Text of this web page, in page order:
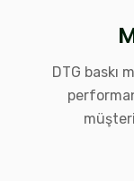
DTG baskı